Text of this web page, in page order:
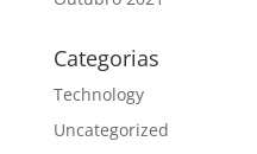
Categorias
Technology
Uncategorized